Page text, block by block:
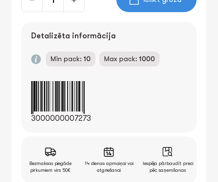
Detalizēta informācija
Min pack: 10 Max pack: 1000
3000000007273
Bezmaksas piegāde
pirkumiem virs 50€
14 dienas apmaiņai vai
atgriešanai
Iespēja pārbaudīt preci
pēc saņemšanas